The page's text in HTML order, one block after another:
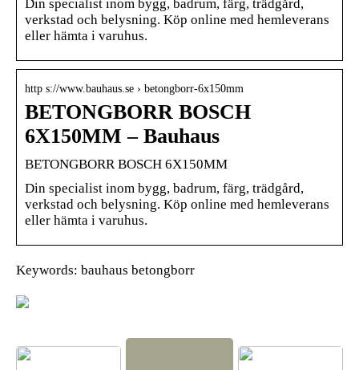
Din specialist inom bygg, badrum, färg, trädgård,
verkstad och belysning. Köp online med hemleverans
eller hämta i varuhus.
http s://www.bauhaus.se › betongborr-6x150mm
BETONGBORR BOSCH
6X150MM – Bauhaus
BETONGBORR BOSCH 6X150MM
Din specialist inom bygg, badrum, färg, trädgård,
verkstad och belysning. Köp online med hemleverans
eller hämta i varuhus.
Keywords: bauhaus betongborr